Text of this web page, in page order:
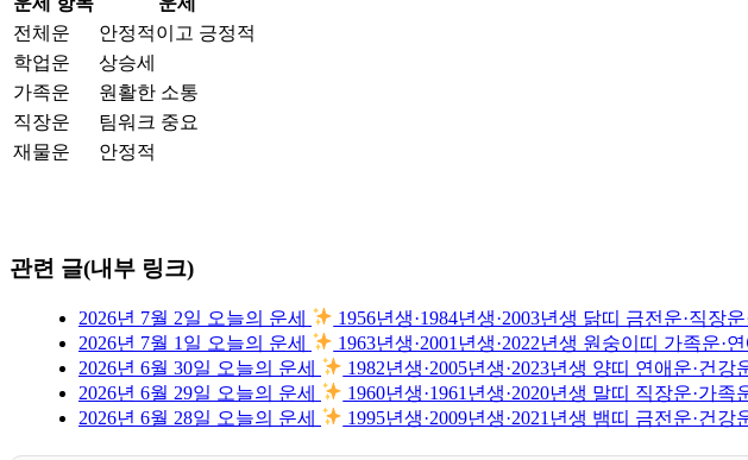
전체운
안정적이고 긍정적
학업운
상승세
가족운
원활한 소통
직장운
팀워크 중요
재물운
안정적
관련 글(내부 링크)
2026년 7월 2일 오늘의 운세
1956년생·1984년생·2003년생 닭띠 금전운·직장
2026년 7월 1일 오늘의 운세
1963년생·2001년생·2022년생 원숭이띠 가족운·
2026년 6월 30일 오늘의 운세
1982년생·2005년생·2023년생 양띠 연애운·건
2026년 6월 29일 오늘의 운세
1960년생·1961년생·2020년생 말띠 직장운·가
2026년 6월 28일 오늘의 운세
1995년생·2009년생·2021년생 뱀띠 금전운·건